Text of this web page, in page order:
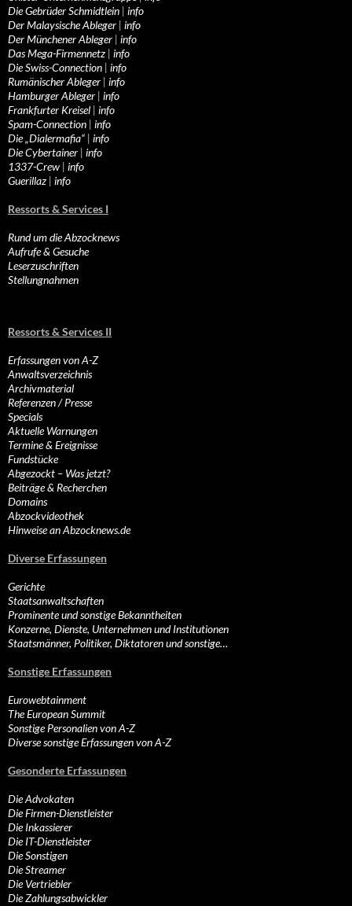
Die Gebrüder Schmidtlein | info
Der Malaysische Ableger | info
Der Münchener Ableger | info
Das Mega-Firmennetz | info
Die Swiss-Connection | info
Rumänischer Ableger | info
Hamburger Ableger | info
Frankfurter Kreisel | info
Spam-Connection | info
Die „Dialermafia“ | info
Die Cybertainer | info
1337-Crew | info
Guerillaz | info
Ressorts & Services I
Rund um die Abzocknews
Aufrufe & Gesuche
Leserzuschriften
Stellungnahmen
Ressorts & Services II
Erfassungen von A-Z
Anwaltsverzeichnis
Archivmaterial
Referenzen / Presse
Specials
Aktuelle Warnungen
Termine & Ereignisse
Fundstücke
Abgezockt – Was jetzt?
Beiträge & Recherchen
Domains
Abzockvideothek
Hinweise an Abzocknews.de
Diverse Erfassungen
Gerichte
Staatsanwaltschaften
Prominente und sonstige Bekanntheiten
Konzerne, Dienste, Unternehmen und Institutionen
Staatsmänner, Politiker, Diktatoren und sonstige…
Sonstige Erfassungen
Eurowebtainment
The European Summit
Sonstige Personalien von A-Z
Diverse sonstige Erfassungen von A-Z
Gesonderte Erfassungen
Die Advokaten
Die Firmen-Dienstleister
Die Inkassierer
Die IT-Dienstleister
Die Sonstigen
Die Streamer
Die Vertriebler
Die Zahlungsabwickler